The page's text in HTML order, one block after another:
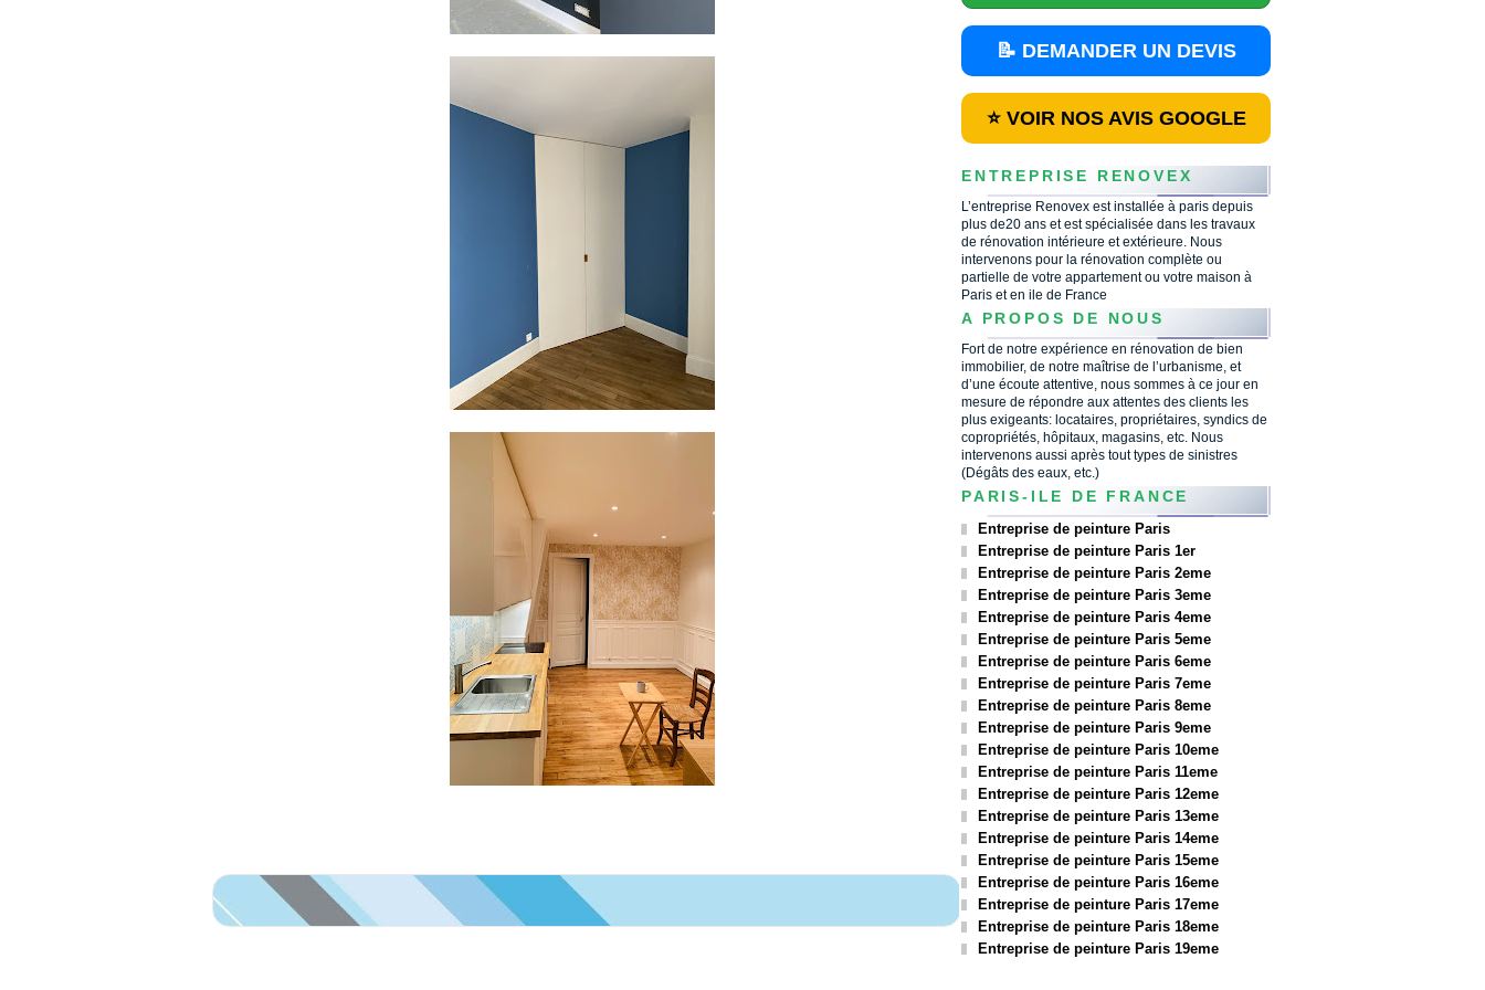
📝 DEMANDER UN DEVIS
⭐ VOIR NOS AVIS GOOGLE
ENTREPRISE RENOVEX
L’entreprise Renovex est installée à paris depuis
plus de20 ans et est spécialisée dans les travaux
de rénovation intérieure et extérieure. Nous
intervenons pour la rénovation complète ou
partielle de votre appartement ou votre maison à
Paris et en ile de France
A PROPOS DE NOUS
Fort de notre expérience en rénovation de bien
immobilier, de notre maîtrise de l’urbanisme, et
d’une écoute attentive, nous sommes à ce jour en
mesure de répondre aux attentes des clients les
plus exigeants: locataires, propriétaires, syndics de
copropriétés, hôpitaux, magasins, etc. Nous
intervenons aussi après tout types de sinistres
(Dégâts des eaux, etc.)
PARIS-ILE DE FRANCE
Entreprise de peinture Paris
Entreprise de peinture Paris 1er
Entreprise de peinture Paris 2eme
Entreprise de peinture Paris 3eme
Entreprise de peinture Paris 4eme
Entreprise de peinture Paris 5eme
Entreprise de peinture Paris 6eme
Entreprise de peinture Paris 7eme
Entreprise de peinture Paris 8eme
Entreprise de peinture Paris 9eme
Entreprise de peinture Paris 10eme
Entreprise de peinture Paris 11eme
Entreprise de peinture Paris 12eme
Entreprise de peinture Paris 13eme
Entreprise de peinture Paris 14eme
Entreprise de peinture Paris 15eme
Entreprise de peinture Paris 16eme
Entreprise de peinture Paris 17eme
Entreprise de peinture Paris 18eme
Entreprise de peinture Paris 19eme